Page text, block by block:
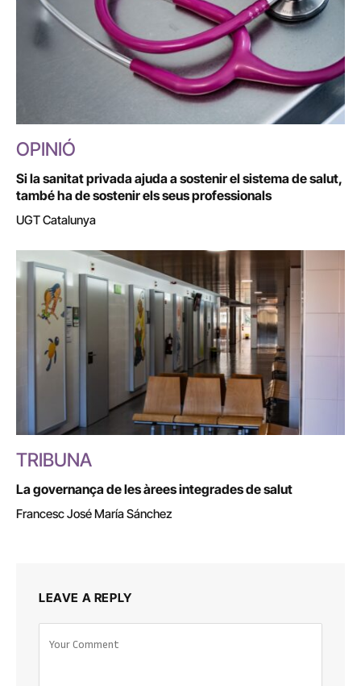
OPINIÓ
Si la sanitat privada ajuda a sostenir el sistema de salut,
també ha de sostenir els seus professionals
UGT Catalunya
TRIBUNA
La governança de les àrees integrades de salut
Francesc José María Sánchez
LEAVE A REPLY